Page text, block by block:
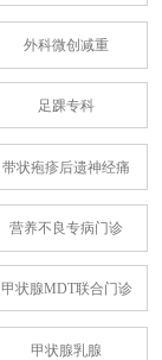
外科微创减重
足踝专科
带状疱疹后遗神经痛
营养不良专病门诊
甲状腺MDT联合门诊
甲状腺乳腺